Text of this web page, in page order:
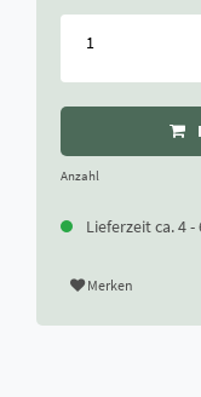
Anzahl
Lieferzeit ca. 4 -
Merken